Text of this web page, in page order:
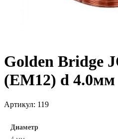
Golden Bridge
(EM12) d 4.0мм
Артикул: 119
Диаметр